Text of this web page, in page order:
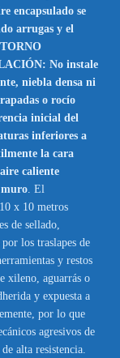
encapsulado se
arrugas y el
No instale
niebla densa ni
o rocío
inicial del
inferiores a
la cara
caliente
. El
x 10 metros
de sellado,
los traslapes de
y restos
xileno, aguarrás o
y expuesta a
por lo que
agresivos de
alta resistencia.